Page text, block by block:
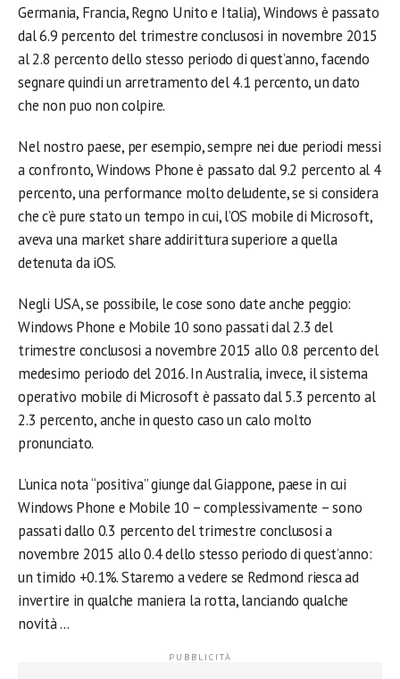
Germania, Francia, Regno Unito e Italia), Windows è passato
dal 6.9 percento del trimestre conclusosi in novembre 2015
al 2.8 percento dello stesso periodo di quest’anno, facendo
segnare quindi un arretramento del 4.1 percento, un dato
che non puo non colpire.
Nel nostro paese, per esempio, sempre nei due periodi messi
a confronto, Windows Phone è passato dal 9.2 percento al 4
percento, una performance molto deludente, se si considera
che c’è pure stato un tempo in cui, l’OS mobile di Microsoft,
aveva una market share addirittura superiore a quella
detenuta da iOS.
Negli USA, se possibile, le cose sono date anche peggio:
Windows Phone e Mobile 10 sono passati dal 2.3 del
trimestre conclusosi a novembre 2015 allo 0.8 percento del
medesimo periodo del 2016. In Australia, invece, il sistema
operativo mobile di Microsoft è passato dal 5.3 percento al
2.3 percento, anche in questo caso un calo molto
pronunciato.
L’unica nota “positiva” giunge dal Giappone, paese in cui
Windows Phone e Mobile 10 – complessivamente – sono
passati dallo 0.3 percento del trimestre conclusosi a
novembre 2015 allo 0.4 dello stesso periodo di quest’anno:
un timido +0.1%. Staremo a vedere se Redmond riesca ad
invertire in qualche maniera la rotta, lanciando qualche
novità …